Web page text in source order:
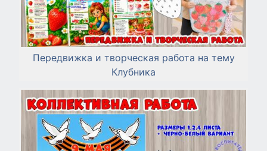
Передвижка и творческая работа на тему
Клубника